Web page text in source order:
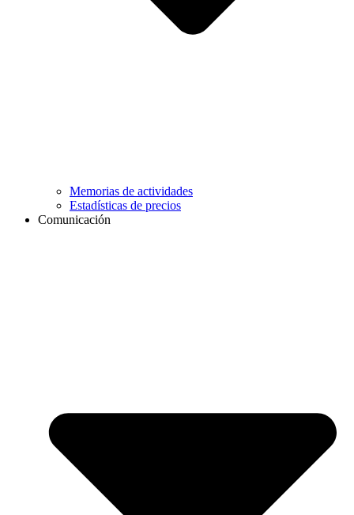
Memorias de actividades
Estadísticas de precios
Comunicación